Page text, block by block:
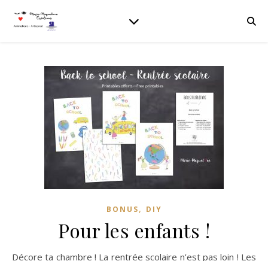
BONUS, DIY
Pour les enfants !
Décore ta chambre ! La rentrée scolaire n’est pas loin ! Les